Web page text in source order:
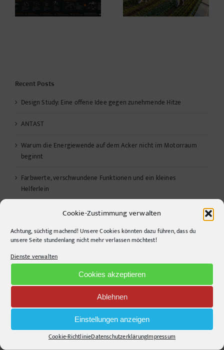
Cookie-Zustimmung verwalten
Achtung, süchtig machend! Unsere Cookies könnten dazu führen, dass du
unsere Seite stundenlang nicht mehr verlassen möchtest!
Dienste verwalten
Cookies akzeptieren
Ablehnen
Einstellungen anzeigen
Cookie-RichtlinieDatenschutzerklärungImpressum
Motorraum beginnt
kleines Helferlein
Recent Posts
Design Study: Eine offene Idee gegen zunehmende Hitze
ANTAST
Warum die Energiewende auf dem Acker nicht im Motorraum
beginnt
Farbwerte, verschwundene Funktionen und ein kleines
Helferlein
Design ist kein Stil, sondern eine Entscheidung.